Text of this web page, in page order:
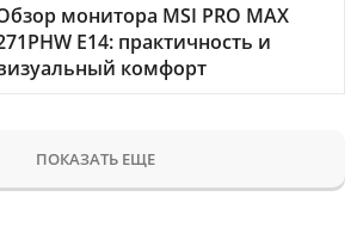
монитора MSI PRO MAX
E14: практичность и
комфорт
ПОКАЗАТЬ ЕЩЕ